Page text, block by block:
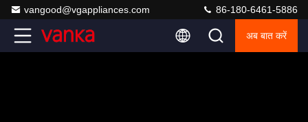
vangood@vgappliances.com 86-180-6461-5886
अब बात करें